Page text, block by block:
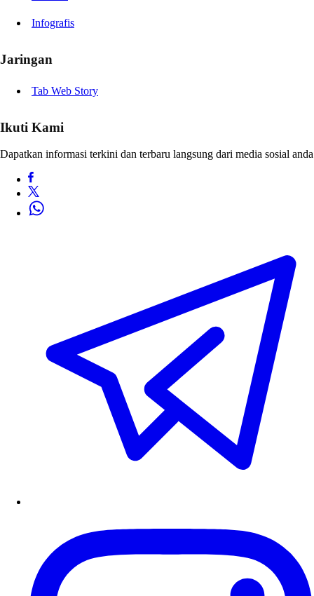
Infografis
Jaringan
Tab Web Story
Ikuti Kami
Dapatkan informasi terkini dan terbaru langsung dari media sosial anda